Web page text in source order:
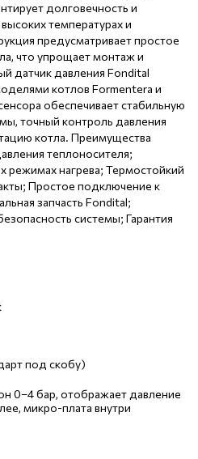
долговечность и
температурах и
предусматривает простое
что упрощает монтаж и
датчик давления Fondital
котлов Formentera и
обеспечивает стабильную
точный контроль давления
котла. Преимущества
теплоносителя;
режимах нагрева; Термостойкий
Простое подключение к
запчасть Fondital;
системы; Гарантия
под скобу)
0–4 бар, отображает давление
микро-плата внутри